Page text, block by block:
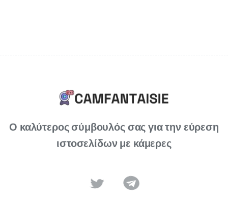
Ο καλύτερος σύμβουλός σας για την εύρεση
ιστοσελίδων με κάμερες